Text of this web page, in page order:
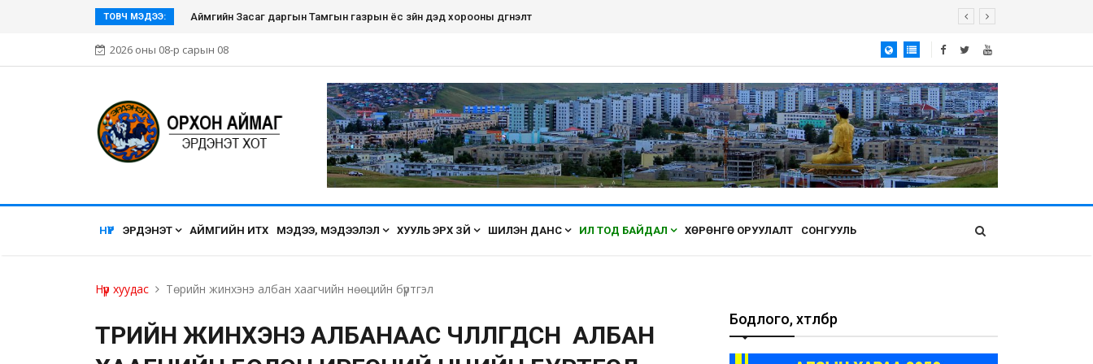
ТОВЧ МЭДЭЭ: Аймгийн Засаг даргын Тамгын газрын ёс зүйн дэд хорооны дүгнэлт
2026 оны 08-р сарын 08
НҮҮР ЭРДЭНЭТ АЙМГИЙН ИТХ МЭДЭЭ, МЭДЭЭЛЭЛ ХУУЛЬ ЭРХ ЗҮЙ ШИЛЭН ДАНС ИЛ ТОД БАЙДАЛ ХӨРӨНГӨ ОРУУЛАЛТ СОНГУУЛЬ
Нүүр хуудас Төрийн жинхэнэ албан хаагчийн нөөцийн бүртгэл
ТӨРИЙН ЖИНХЭНЭ АЛБАНААС ЧӨЛӨӨЛӨГДСӨН АЛБАН
Бодлого, хөтөлбөр